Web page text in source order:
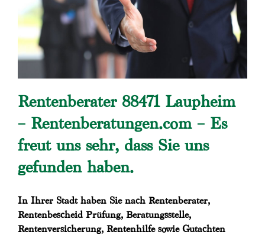
Rentenberater 88471 Laupheim
– Rentenberatungen.com – Es
freut uns sehr, dass Sie uns
gefunden haben.
In Ihrer Stadt haben Sie nach Rentenberater,
Rentenbescheid Prüfung, Beratungsstelle,
Rentenversicherung, Rentenhilfe sowie Gutachten